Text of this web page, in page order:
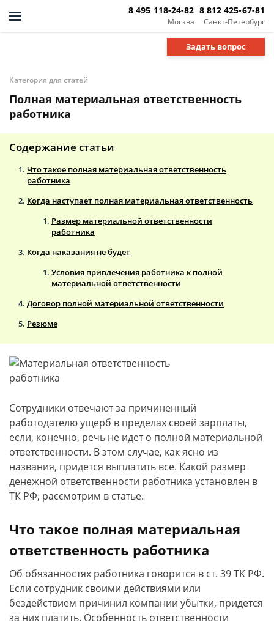
Москва
8 495 118-24-82
Санкт-Петербург
8 812 425-67-81
Задать вопрос
Категория для статей
Полная материальная ответственность
работника
Содержание статьи
Что такое полная материальная ответственность
работника
Когда наступает полная материальная ответственность
Размер материальной ответственности
работника
Когда наказания не будет
Условия привлечения работника к полной
материальной ответственности
Договор полной материальной ответственности
Резюме
Сотрудники отвечают за причиненный
работодателю ущерб в пределах своей зарплаты,
если, конечно, речь не идет о полной материальной
ответственности. В этом случае, как ясно из
названия, придется выплатить все. Какой размер
денежной ответственности работника установлен в
ТК РФ, рассмотрим в статье.
Что такое полная материальная
ответственность работника
Об обязанностях работника говорится в ст. 39 ТК РФ.
Если сотрудник своими действиями или
бездействием причинил компании убытки, придется
за них платить. Особенность ответственности